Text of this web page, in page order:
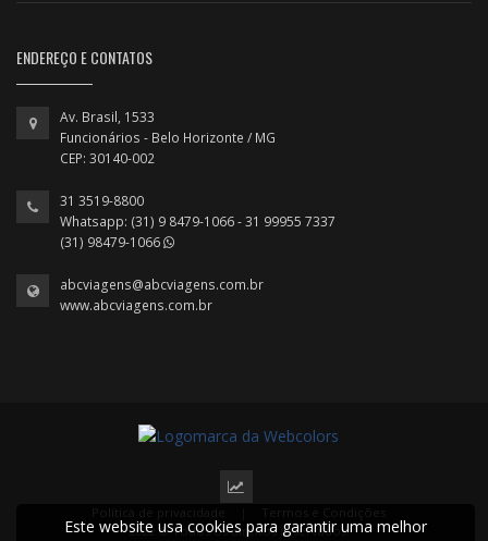
ENDEREÇO E CONTATOS
Av. Brasil, 1533
Funcionários - Belo Horizonte / MG
CEP: 30140-002
31 3519-8800
Whatsapp: (31) 9 8479-1066 - 31 99955 7337
(31) 98479-1066
abcviagens@abcviagens.com.br
www.abcviagens.com.br
2022 © Todos os direitos reservados.
Este website usa cookies para garantir uma melhor